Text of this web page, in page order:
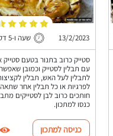
13/2/2023 שעה ו-5 דקות
סטייק כרוב בתנור בטעם
עם תבלין לסטייק וכמובן
לתבלין לעל האש, תבלין
לפרגיות או כל תבלין אחר
חותכים כרוב לבן לסטייקים
כנסו למתכון.
כניסה למתכון